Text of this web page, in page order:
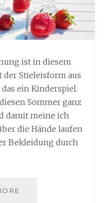
ist in diesem
der Stieleisform aus
ein Kinderspiel.
Sommer ganz
damit meine ich
die Hände laufen
Bekleidung durch